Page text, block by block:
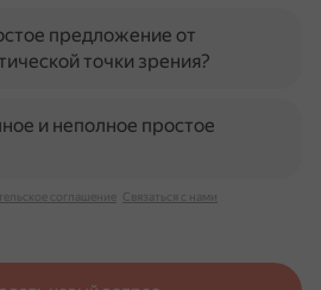
предложение от
точки зрения?
и неполное простое
соглашение Связаться с нами